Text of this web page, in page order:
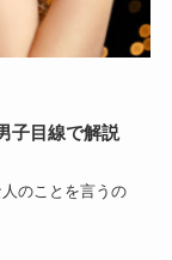
子目線で解説
のことを言うの
いるので、も…